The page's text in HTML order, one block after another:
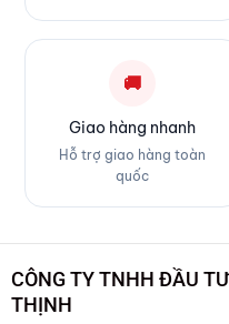
🚚
Giao hàng nhanh
Hỗ trợ giao hàng toàn
quốc
CÔNG TY TNHH ĐẦU
THỊNH